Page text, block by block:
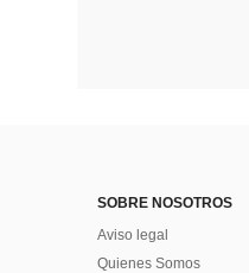
SOBRE NOSOTROS
Aviso legal
Quienes Somos